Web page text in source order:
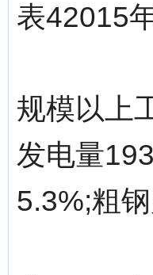
表42015
规模以上
发电量
5.3%;粗